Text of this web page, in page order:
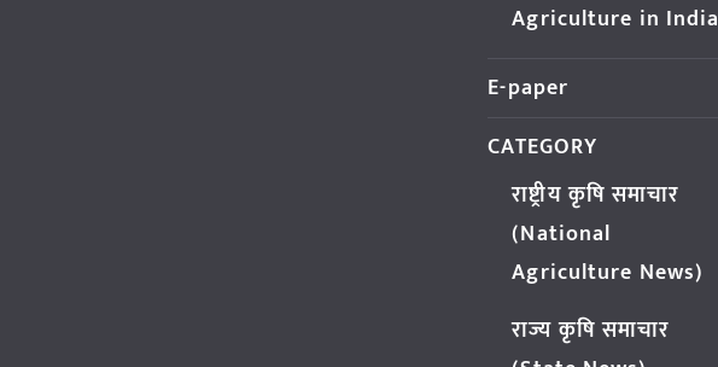
Agriculture in India
E-paper
CATEGORY
राष्ट्रीय कृषि समाचार
(National
Agriculture News)
राज्य कृषि समाचार